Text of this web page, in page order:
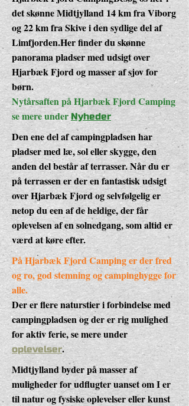
det skønne Midtjylland 14 km fra Viborg
og 22 km fra Skive i den sydlige del af
Limfjorden.Her finder du skønne
panorama pladser med udsigt over
Hjarbæk Fjord og masser af sjov for
børn.
Nytårsaften på Hjarbæk Fjord Camping
se mere underNyheder
Den ene del af campingpladsen har
pladser med læ, sol eller skygge, den
anden del består af terrasser. Når du er
på terrassen er der en fantastisk udsigt
over Hjarbæk Fjord og selvfølgelig er
netop du een af de heldige, der får
oplevelsen af en solnedgang, som altid er
værd at køre efter.
På Hjarbæk Fjord Camping er der fred
og ro, god stemning og campinghygge for
alle.
Der er flere naturstier i forbindelse med
campingpladsen og der er rig mulighed
for aktiv ferie, se mere under
oplevelser.
Midtjylland byder på masser af
muligheder for udflugter uanset om I er
til natur og fysiske oplevelser eller kunst